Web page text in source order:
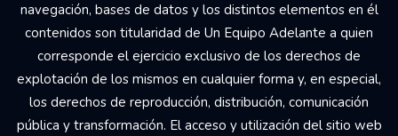
navegación, bases de datos y los distintos elementos en él
contenidos son titularidad de Un Equipo Adelante a quien
corresponde el ejercicio exclusivo de los derechos de
explotación de los mismos en cualquier forma y, en especial,
los derechos de reproducción, distribución, comunicación
pública y transformación. El acceso y utilización del sitio web